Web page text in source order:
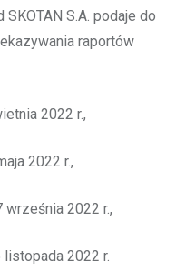
S.A. podaje do
raportów
2022 r.,
2022 r.,
września 2022 r.,
listopada 2022 r.